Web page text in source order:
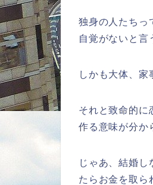
独身の人たちっ
自覚がないと言
しかも大体、家
それと致命的に
作る意味が分か
じゃあ、結婚し
たらお金を取ら